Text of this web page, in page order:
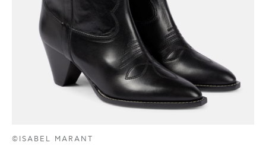
©ISABEL MARANT